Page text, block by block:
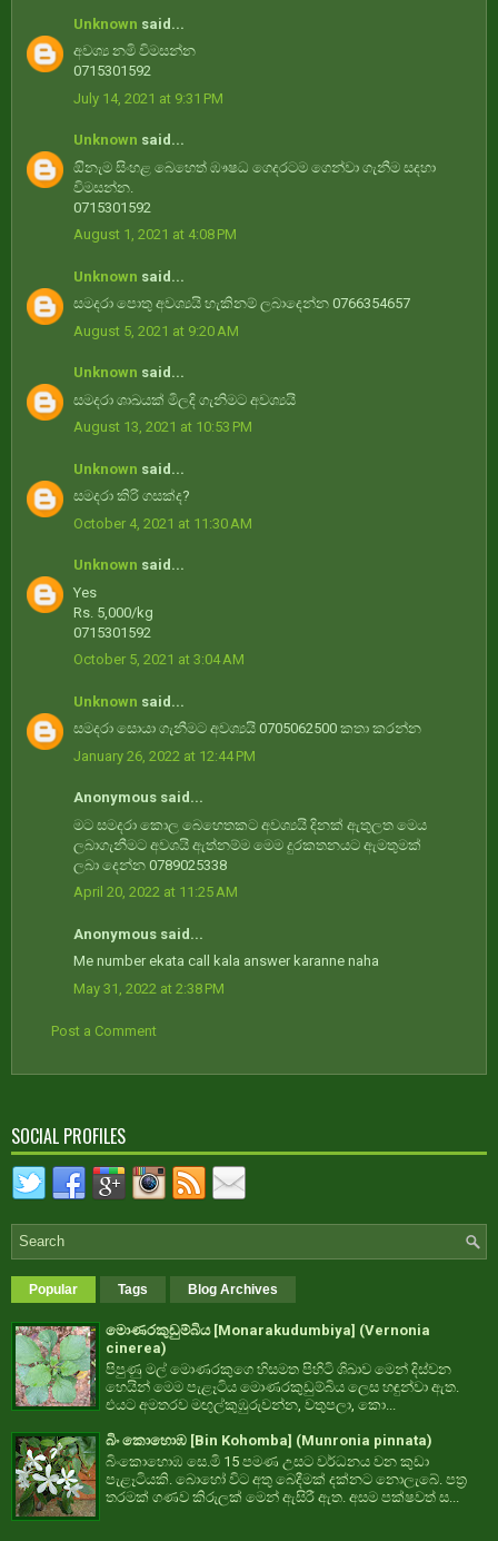
Unknown said...
අවශ්‍ය නමි විමසන්න
0715301592
July 14, 2021 at 9:31 PM
Unknown said...
ඔිනැම ⁣සිංහළ බෙහෙත් ඹෟෂධ ගෙදරටම ගෙන්වා ගැනීම සදහා
විමසන්න.
0715301592
August 1, 2021 at 4:08 PM
Unknown said...
සමදරා පොතු අවශ්‍යයි හැකිනම් ලබාදෙන්න 0766354657
August 5, 2021 at 9:20 AM
Unknown said...
සමදරා ශාඛයක් මිලදි ගැනිමට අවශ්‍යයි
August 13, 2021 at 10:53 PM
Unknown said...
සමදරා කිරි ගසක්ද?
October 4, 2021 at 11:30 AM
Unknown said...
Yes
Rs. 5,000/kg
0715301592
October 5, 2021 at 3:04 AM
Unknown said...
සමදරා සොයා ගැනීමට අවශ්‍යයි 0705062500 කතා කරන්න
January 26, 2022 at 12:44 PM
Anonymous said...
මට සමදරා කොල බෙහෙතකට අවශ්‍යයි දිනක් ඇතුලත මෙය
ලබාගැනීමට අවශයි ඇත්නම්ම මෙම දුරකතනයට ඇමතුමක්
ලබා දෙන්න 0789025338
April 20, 2022 at 11:25 AM
Anonymous said...
Me number ekata call kala answer karanne naha
May 31, 2022 at 2:38 PM
Post a Comment
SOCIAL PROFILES
Popular Tags Blog Archives
මොණරකුඩුම්බිය [Monarakudumbiya] (Vernonia
cinerea)
පිපුණු මල් මොණරකුගෙ හිසමත පිහිටි ශිඛාව මෙන් දිස්වන
හෙයින් මෙම පැළෑටිය මොණරකුඩුම්බිය ලෙස හඳුන්වා ඇත.
එයට අමතරව මඟුල්කුඹුරුවන්න, වතුපලා, කො...
බිං කොහොඹ [Bin Kohomba] (Munronia pinnata)
බිංකොහොඹ සෙ.මි 15 පමණ උසට වර්ධනය වන කුඩා
පැළෑටියකි. බොහෝ විට අතු බෙදීමක් දක්නට නොලැබේ. පත්‍ර
තරමක් ගණව කිරුලක් මෙන් ඇසිරී ඇත. අසම පක්ෂවත් ස...